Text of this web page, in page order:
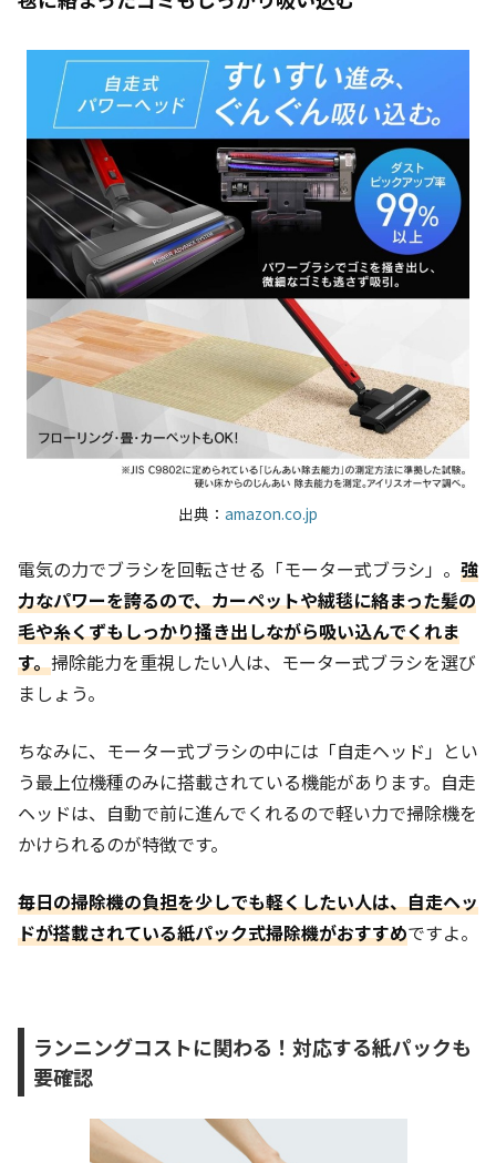
出典： amazon.co.jp
電気の力でブラシを回転させる「モーター式ブラシ」。 強
力なパワーを誇るので、カーペットや絨毯に絡まった髪の
毛や糸くずもしっかり掻き出しながら吸い込んでくれま
す。掃除能力を重視したい人は、モーター式ブラシを選び
ましょう。
ちなみに、モーター式ブラシの中には「自走ヘッド」とい
う最上位機種のみに搭載されている機能があります。自走
ヘッドは、自動で前に進んでくれるので軽い力で掃除機を
かけられるのが特徴です。
毎日の掃除機の負担を少しでも軽くしたい人は、自走ヘッ
ドが搭載されている紙パック式掃除機がおすすめですよ。
ランニングコストに関わる！対応する紙パックも
要確認